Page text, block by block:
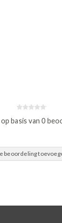
basis van 0
beoordeling